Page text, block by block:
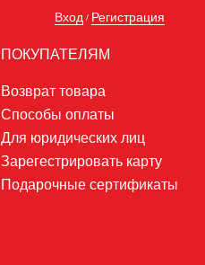
Вход / Регистрация
ПОКУПАТЕЛЯМ
Возврат товара
Способы оплаты
Для юридических лиц
Зарегестрировать карту
Подарочные сертификаты